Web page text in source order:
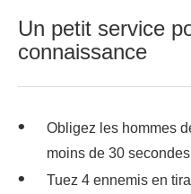
Un petit service
connaissance
Obligez les hommes
moins de 30
Tuez 4 ennemis en